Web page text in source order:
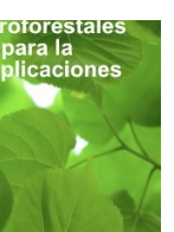
document